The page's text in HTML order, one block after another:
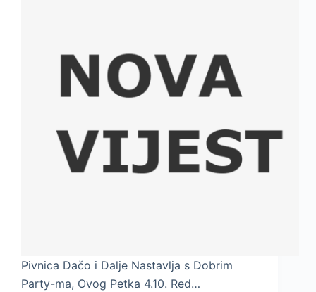
Pivnica Dačo i Dalje Nastavlja s Dobrim
Party-ma, Ovog Petka 4.10. Red…